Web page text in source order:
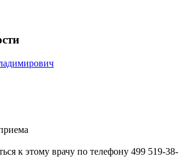
к этому врачу по телефону 499 519-38-